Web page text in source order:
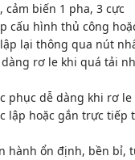
cảm biến 1 pha, 3 cực
cấu hình thủ công
lại thông qua nút
dàng rơ le khi quá tải
phục dễ dàng khi rơ
lập hoặc gắn trực tiếp
hành ổn định, bền bỉ,